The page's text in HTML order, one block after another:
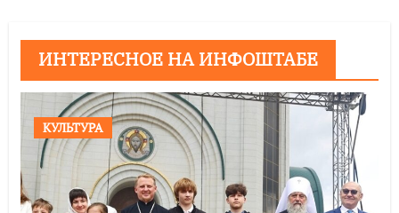
ИНТЕРЕСНОЕ НА ИНФОШТАБЕ
КУЛЬТУРА